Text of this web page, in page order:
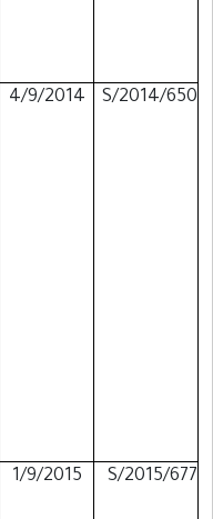
S/2014/650
4/9/2014
S/2015/677
1/9/2015